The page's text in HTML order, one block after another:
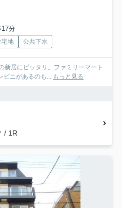
分
宅地 公共下水
新居にピッタリ。ファミリーマート
ビニがあるのも... もっと見る
/ 1R